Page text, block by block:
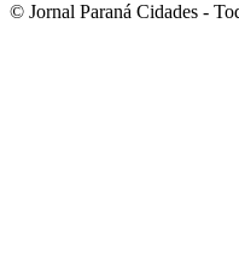
© Jornal Paraná Cidades -